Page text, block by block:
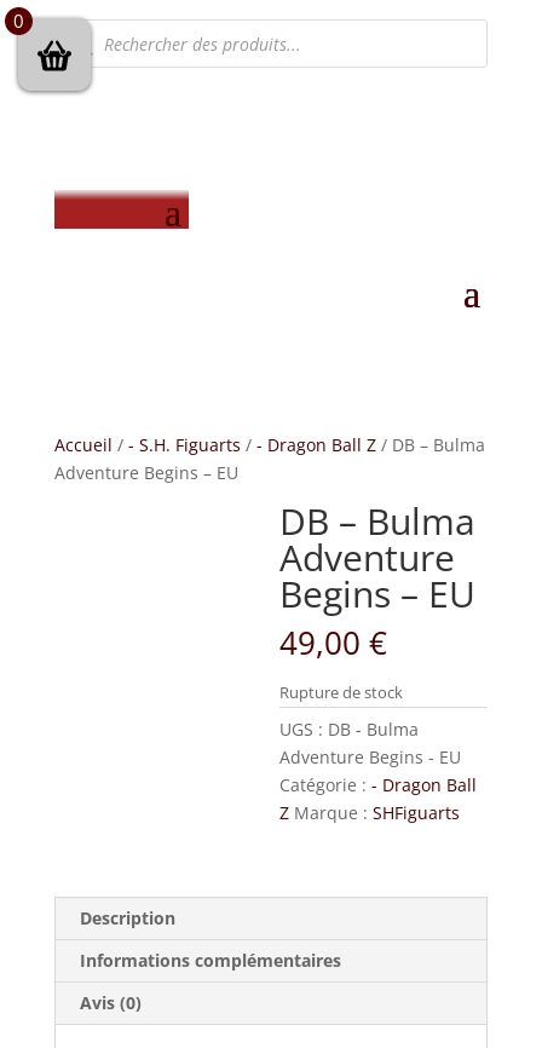
Recherche
de
produits
Accueil / - S.H. Figuarts / - Dragon Ball Z/ DB – Bulma
Adventure Begins – EU
DB – Bulma
Adventure
Begins – EU
49,00€
Rupture de stock
UGS : DB - Bulma
Adventure Begins - EU
Catégorie :- Dragon Ball
Z Marque :SHFiguarts
Description
Informations complémentaires
Avis (0)
0